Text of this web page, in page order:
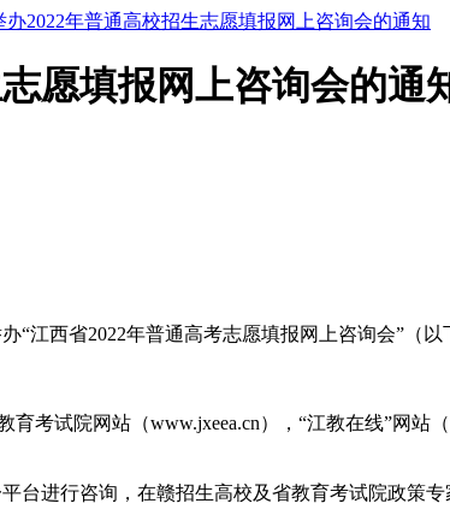
办2022年普通高校招生志愿填报网上咨询会的通知
愿填报网上咨询会的通
江西省2022年普通高考志愿填报网上咨询会”（以
考试院网站（www.jxeea.cn），“江教在线”网站
进行咨询，在赣招生高校及省教育考试院政策专